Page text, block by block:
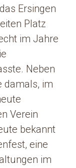
Ersingen
Platz
im Jahre
Neben
damals, im
Verein
bekannt
eine
im